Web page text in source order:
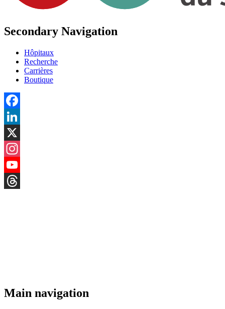
Secondary Navigation
Hôpitaux
Recherche
Carrières
Boutique
Facebook
LinkedIn
X
Instagram
YouTube
Main navigation